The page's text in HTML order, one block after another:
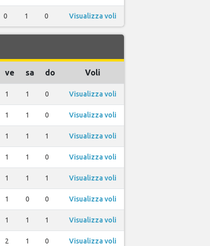
0 1 0 Visualizza voli
ve sa do Voli
1 1 0 Visualizza voli
1 1 0 Visualizza voli
1 1 1 Visualizza voli
1 1 0 Visualizza voli
1 1 1 Visualizza voli
1 0 0 Visualizza voli
1 1 1 Visualizza voli
2 1 0 Visualizza voli